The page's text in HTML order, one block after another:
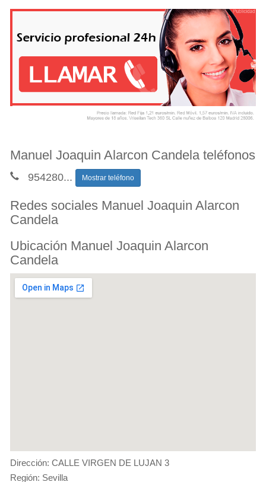
Manuel Joaquin Alarcon Candela teléfonos
954280... Mostrar teléfono
Redes sociales Manuel Joaquin Alarcon
Candela
Ubicación Manuel Joaquin Alarcon
Candela
Dirección: CALLE VIRGEN DE LUJAN 3
Región: Sevilla